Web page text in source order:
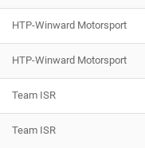
HTP-Winward Motorsport
HTP-Winward Motorsport
Team ISR
Team ISR